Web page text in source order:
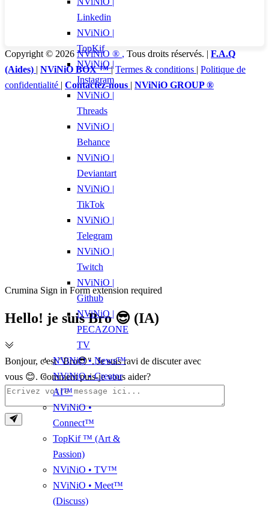
Copyright © 2026 NViNiO ® , Tous droits réservés. | F.A.Q
(Aides) | NViNiO BOX ™|Termes & conditions | Politique de
confidentialité | Contactez-nous | NViNiO GROUP ®
Crumina Sign in Form extension required
Hello! je suis Bro 😎 (IA)
Bonjour, c'est "Bro😎". Je suis ravi de discuter avec
vous 😊. Comment puis-je vous aider?
Linkedin
NViNiO |
TopKif
NViNiO |
Instagram
NViNiO |
Threads
NViNiO |
Behance
NViNiO |
Deviantart
NViNiO |
TikTok
NViNiO |
Telegram
NViNiO |
Twitch
NViNiO |
Github
NViNiO |
PECAZONE
TV
NViNiO • News™
NViNiO • Creator
AI™
NViNiO •
Connect™
TopKif ™ (Art &
Passion)
NViNiO • TV™
NViNiO • Meet™
(Discuss)